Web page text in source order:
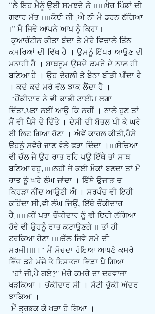
“ਲੈ ਇਹ ਮੈਨੂੰ ਉਈ ਸਮਝਦੇ ਨੇ .....ਖੈਰ ਪਿੰਡਾਂ ਦੀ
ਗਵਾਰ ਮੱਤ ....ਕੋਈ ਨੀ ,ਐ ਨੀ ਮੈ ਡਰਨ ਲੱਗਿਆ
|” ਮੈ ਜਿਵੇ ਆਪਨੇ ਆਪ ਨੂੰ ਕਿਹਾ |
ਕੁਆਰੰਟੀਨ ਕੀਤਾ ਬੰਦਾ ਤੇ ਮੇਰੇ ਵਿਚਾਲੇ ਤਿੰਨ
ਕਮਰਿਆਂ ਦੀ ਵਿੱਥ ਹੈ । ਉਸਨੂੰ ਇੱਧਰ ਆਉਣ ਦੀ
ਮਨਾਹੀ ਹੈ । ਬਾਥਰੂਮ ਉਸਦੇ ਕਮਰੇ ਦੇ ਨਾਲ ਹੀ
ਬਣਿਆ ਹੈ । ਉਹ ਦੇਹਲੀ ਤੇ ਬੈਠਾ ਬੀੜੀ ਪੀਂਦਾ ਹੈ
। ਕਦੇ ਕਦੇ ਮੇਰੇ ਵੱਲ ਝਾਕ ਲੈਂਦਾ ਹੈ ।
ਦਿੱਤਾ,ਪਤਾ ਨਈਂ ਆਉ ਕਿ ਨਹੀਂ । ਨਾਲੇ ਹੁਣ ਤਾਂ
ਮੈਂ ਵੀ ਪੈਸੇ ਦੇ ਦਿੱਤੇ । ਦੇਸੀ ਦੀ ਬੋਤਲ ਪੀ ਕੇ ਘਰੇ
ਈ ਲਿਟ ਗਿਆ ਹੋਣਾ । ਐਵੇਂ ਕਾਹਲ ਕੀਤੀ,ਪੈਸੇ
ਉਹਨੂੰ ਸਵੇਰੇ ਜਾਣ ਵੇਲੇ ਫੜਾ ਦਿੰਦਾ ।...ਸੋਚਿਆ
ਵੀ ਚੱਲ ਜੇ ਉਹ ਰਾਤ ਰਹਿ ਪਉ ਇੱਥੇ ਤਾਂ ਸਾਥ
ਬਣਿਆ ਰਹੁ,....ਨਹੀਂ ਜੇ ਕੋਈ ਮੌਕਾਂ ਬਣਦਾ ਤਾਂ ਮੈਂ
ਰਾਤ ਨੂੰ ਘਰੇ ਲੰਘ ਜਾਂਦਾ । ਇੱਥੇ ਉਜਾੜ ਚ
ਕਿਹੜਾ ਨੀਂਦ ਆਉਣੀ ਐ । ਸਰਪੰਚ ਵੀ ਇਹੀ
ਕਹਿੰਦਾ ਸੀ,ਵੀ ਲੰਘ ਜਿਉਂ, ਇੱਥੇ ਚੌਂਕੀਦਾਰ
ਹੈ,.....ਕੀਂ ਪਤਾ ਚੌਂਕੀਦਾਰ ਨੂੰ ਵੀ ਇਹੀ ਲੱਗਿਆ
ਹੋਵੇ ਵੀ ਉਹਨੂੰ ਰਾਤ ਕਟਾਉਣਗੇ... ਤਾਂ ਹੀ
ਟਰਕਿਆ ਹੋਣਾ ....ਚੱਲ ਜਿਵੇ ਸਮੇ ਦੀ
ਮਰਜੀ....।" ਮੈਂ ਸੋਚਦਾ ਹੋਇਆ ਆਪਣੇ ਕਮਰੇ
ਵਿੱਚ ਡਹੇ ਮੰਜੇ ਤੇ ਬਿਸਤਰਾ ਵਿਛਾ ਪੈ ਗਿਆ
ਖੜਕਿਆ । ਚੌਂਕੀਦਾਰ ਸੀ । ਸੋਟੀ ਚੁੱਕੀ ਅੰਦਰ
ਝਾਕਿਆ ।
ਮੈਂ ਤ੍ਰਭਕ ਕੇ ਖੜਾ ਹੋ ਗਿਆ ।